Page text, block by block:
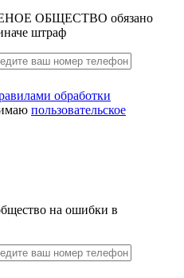
ОБЩЕСТВО обязано
штраф
обработки
пользовательское
на ошибки в